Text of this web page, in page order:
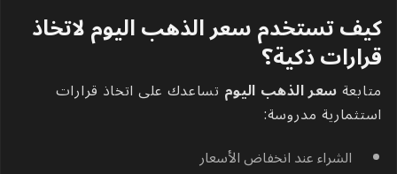
كيف تستخدم سعر الذهب اليوم لاتخاذ
قرارات ذكية؟
متابعةسعر الذهب اليوم تساعدك على اتخاذ قرارات
استثمارية مدروسة:
الشراء عند انخفاض الأسعار